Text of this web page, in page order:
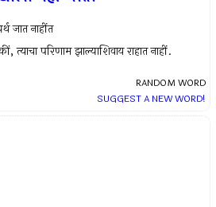
जात नाहींत
त्याचा परिणाम झाल्याशिवाय राहात नाहीं.
RANDOM WORD
SUGGEST A NEW WORD!